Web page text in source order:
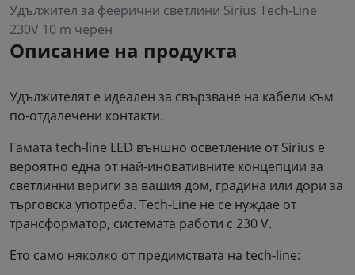
Удължител за феерични светлини Sirius Tech-Line
230V 10 m черен
Описание на продукта
Удължителят е идеален за свързване на кабели към
по-отдалечени контакти.
Гамата tech-line LED външно осветление от Sirius е
вероятно една от най-иновативните концепции за
светлинни вериги за вашия дом, градина или дори за
търговска употреба. Tech-Line не се нуждае от
трансформатор, системата работи с 230 V.
Ето само няколко от предимствата на tech-line: